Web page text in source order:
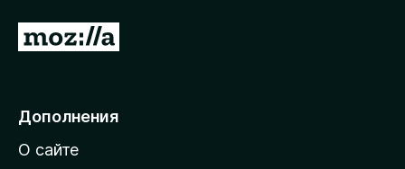
з
5П
е
й
т
Дополнения
О сайте